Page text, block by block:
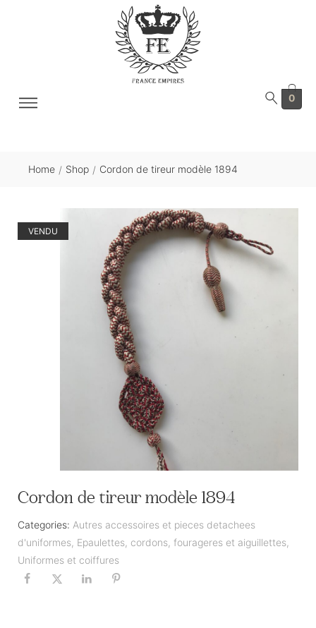
0
Home / Shop / Cordon de tireur modèle 1894
VENDU
Cordon de tireur modèle 1894
Categories: Autres accessoires et pieces detachees
d'uniformes, Epaulettes, cordons, fourageres et aiguillettes,
Uniformes et coiffures